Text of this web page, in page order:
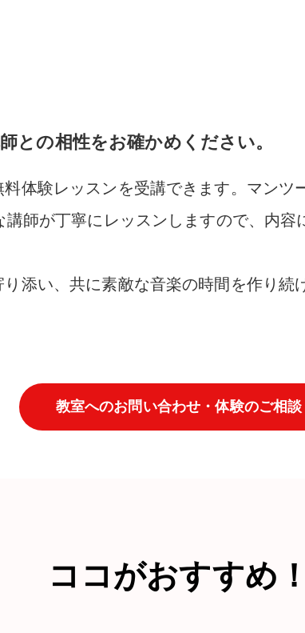
との相性をお確かめください。
体験レッスンを受講できます。マンツ
師が丁寧にレッスンしますので、内容
添い、共に素敵な音楽の時間を作り続
教室へのお問い合わせ・体験のご相談
ココがおすすめ！